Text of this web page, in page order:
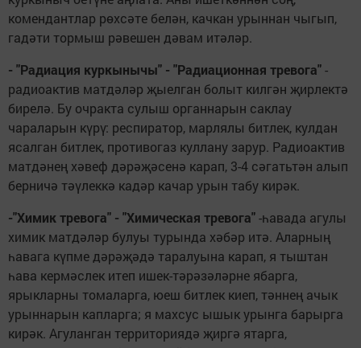
комендантлар рөхсәте белән, качкан урыннан чыгып,
гадәти тормыш рәвешен дәвам итәләр.
- "Радиация куркынычы" - "Радиационная тревога"-
радиоактив матдәләр җыелган болыт килгән җирлектә
бирелә. Бу очракта сулыш органнарын саклау
чараларын күрү: респиратор, марлялы битлек, кулдан
ясалган битлек, противогаз куллану зарур. Радиоактив
матдәнең хәвеф дәрәҗәсенә карап, 3-4 сәгатьтән алып
берничә тәүлеккә кадәр качар урын табу кирәк.
-"Химик тревога" - "Химическая тревога"-һавада агулы
химик матдәләр булуы турында хәбәр итә. Аларның
һавага күпме дәрәҗәдә таралуына карап, я тыштан
һава кермәслек итеп ишек-тәрәзәләрне ябарга,
ярыкларны томаларга, юеш битлек киеп, тәннең ачык
урыннарын капларга; я махсус ышык урынга барырга
кирәк. Агуланган территориядә җиргә ятарга,